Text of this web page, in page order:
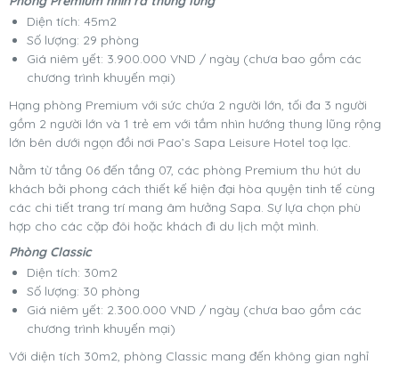
Diện tích: 45m2
Số lượng: 29 phòng
Giá niêm yết: 3.900.000 VND / ngày (chưa bao gồm các
chương trình khuyến mại)
Hạng phòng Premium với sức chứa 2 người lớn, tối đa 3 người
gồm 2 người lớn và 1 trẻ em với tầm nhìn hướng thung lũng rộng
lớn bên dưới ngọn đồi nơi Pao’s Sapa Leisure Hotel toạ lạc.
Nằm từ tầng 06 đến tầng 07, các phòng Premium thu hút du
khách bởi phong cách thiết kế hiện đại hòa quyện tinh tế cùng
các chi tiết trang trí mang âm hưởng Sapa. Sự lựa chọn phù
hợp cho các cặp đôi hoặc khách đi du lịch một mình.
Phòng Classic
Diện tích: 30m2
Số lượng: 30 phòng
Giá niêm yết: 2.300.000 VND / ngày (chưa bao gồm các
chương trình khuyến mại)
Với diện tích 30m2, phòng Classic mang đến không gian nghỉ